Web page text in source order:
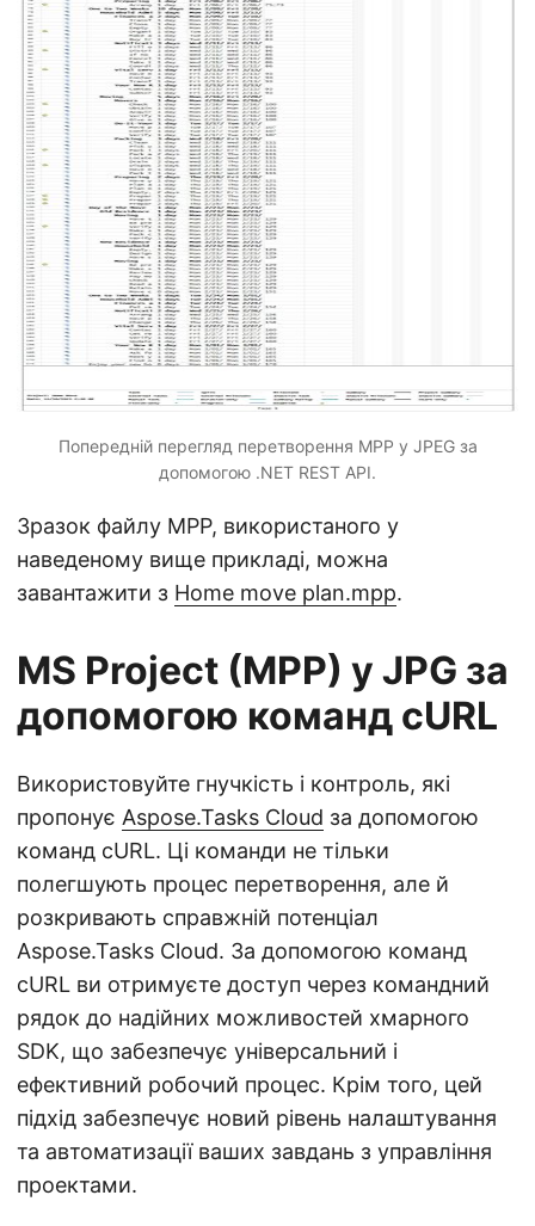
Попередній перегляд перетворення MPP у JPEG за
допомогою .NET REST API.
Зразок файлу MPP, використаного у
наведеному вище прикладі, можна
завантажити з Home move plan.mpp.
MS Project (MPP) у JPG за
допомогою команд cURL
Використовуйте гнучкість і контроль, які
пропонує Aspose.Tasks Cloud за допомогою
команд cURL. Ці команди не тільки
полегшують процес перетворення, але й
розкривають справжній потенціал
Aspose.Tasks Cloud. За допомогою команд
cURL ви отримуєте доступ через командний
рядок до надійних можливостей хмарного
SDK, що забезпечує універсальний і
ефективний робочий процес. Крім того, цей
підхід забезпечує новий рівень налаштування
та автоматизації ваших завдань з управління
проектами.